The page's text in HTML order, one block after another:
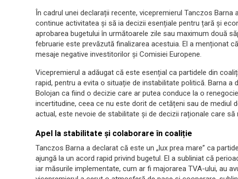
În cadrul unei declarații recente, vicepremierul Tanczos
continue activitatea și să ia decizii esențiale pentru țară și
aprobarea bugetului în următoarele zile sau maximum două
februarie este prevăzută finalizarea acestuia. El a menționat
mesaje negative investitorilor și Comisiei Europene.
Vicepremierul a adăugat că este esențial ca partidele din
rapid, pentru a evita o situație de instabilitate politică. Barna a
Bolojan ca fiind o decizie care ar putea conduce la o
incertitudine, ceea ce nu este dorit de cetățeni sau de mediul
actual, este nevoie de stabilitate și de decizii raționale care
Apel la stabilitate și colaborare în coaliție
Tanczos Barna a declarat că este un „lux prea mare” ca
ajungă la un acord rapid privind bugetul. El a subliniat că
iar măsurile implementate, cum ar fi majorarea TVA-ului, au